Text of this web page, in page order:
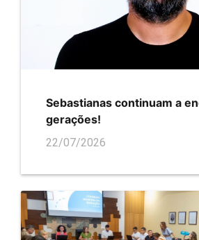
Sebastianas continuam a
gerações!
22/07/2026